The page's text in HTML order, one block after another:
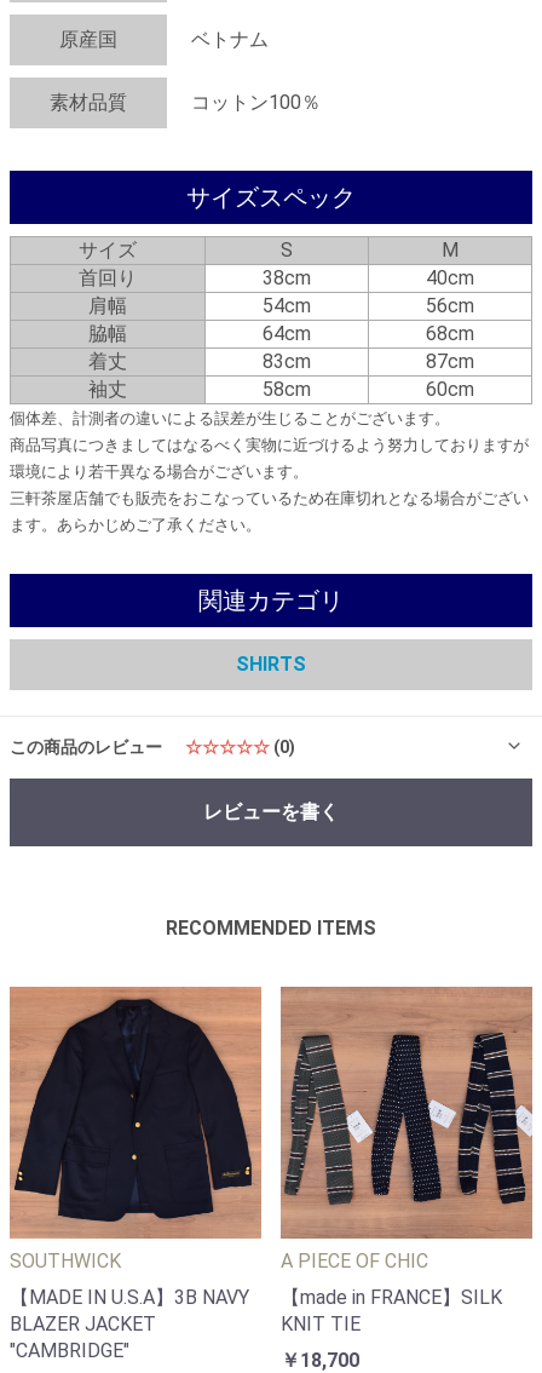
原産国 ベトナム
素材品質 コットン100％
サイズスペック
サイズ S
M
首回り
38cm
40cm
肩幅
54cm
56cm
脇幅
64cm
68cm
着丈
83cm
87cm
袖丈
58cm 60cm
個体差、計測者の違いによる誤差が生じることがございます。
商品写真につきましてはなるべく実物に近づけるよう努力しておりますが
環境により若干異なる場合がございます。
三軒茶屋店舗でも販売をおこなっているため在庫切れとなる場合がござい
ます。あらかじめご了承ください。
関連カテゴリ
SHIRTS
この商品のレビュー ☆☆☆☆☆ (0)
レビューを書く
RECOMMENDED ITEMS
SOUTHWICK
【MADE IN U.S.A】3B NAVY
BLAZER JACKET
"CAMBRIDGE"
A PIECE OF CHIC
【made in FRANCE】SILK
KNIT TIE
￥18,700